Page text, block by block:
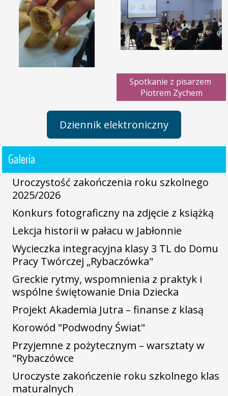
Spotkanie z pisarzem
Piotrem Zychem
Dziennik elektroniczny
Galeria
Uroczystość zakończenia roku szkolnego
2025/2026
Konkurs fotograficzny na zdjęcie z książką
Lekcja historii w pałacu w Jabłonnie
Wycieczka integracyjna klasy 3 TL do Domu
Pracy Twórczej „Rybaczówka"
Greckie rytmy, wspomnienia z praktyk i
wspólne świętowanie Dnia Dziecka
Projekt Akademia Jutra – finanse z klasą
Korowód "Podwodny Świat"
Przyjemne z pożytecznym – warsztaty w
"Rybaczówce
Uroczyste zakończenie roku szkolnego klas
maturalnych